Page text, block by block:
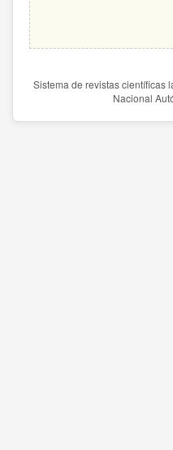
Sistema de revistas científicas
Nacional